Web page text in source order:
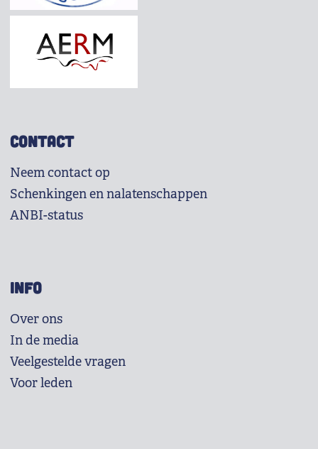
CONTACT
Neem contact op
Schenkingen en nalatenschappen
ANBI-status
INFO
Over ons
In de media
Veelgestelde vragen
Voor leden